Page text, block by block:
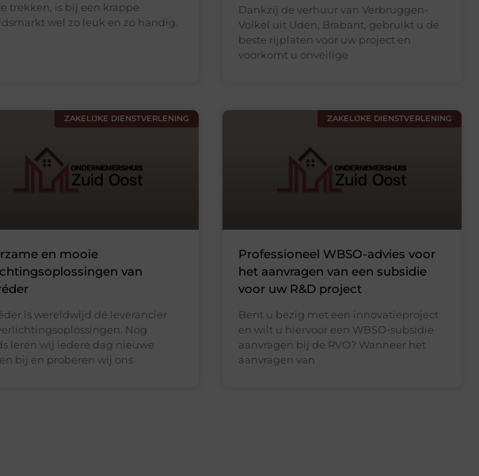
trekken, is bij een krappe
wel zo leuk en zo handig.
Dankzij de verhuur van Verbruggen-
Volkel uit Uden, Brabant, gebruikt u de
beste rijplaten voor uw project en
voorkomt u onveilige
ZAKELIJKE DIENSTVERLENING
en mooie
van
is wereldwijd dé leverancier
Nog
leren wij iedere dag nieuwe
bij en proberen wij ons
ZAKELIJKE DIENSTVERLENING
Professioneel WBSO-advies voor
het aanvragen van een subsidie
voor uw R&D project
Bent u bezig met een innovatieproject
en wilt u hiervoor een WBSO-subsidie
aanvragen bij de RVO? Wanneer het
aanvragen van